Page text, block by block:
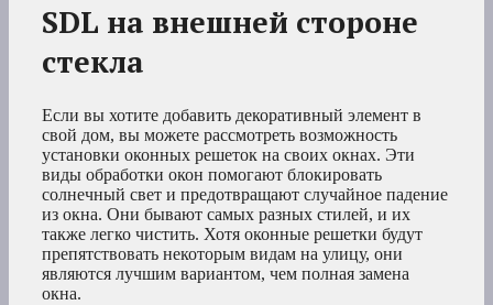
SDL на внешней стороне
стекла
Если вы хотите добавить декоративный элемент в
свой дом, вы можете рассмотреть возможность
установки оконных решеток на своих окнах. Эти
виды обработки окон помогают блокировать
солнечный свет и предотвращают случайное падение
из окна. Они бывают самых разных стилей, и их
также легко чистить. Хотя оконные решетки будут
препятствовать некоторым видам на улицу, они
являются лучшим вариантом, чем полная замена
окна.